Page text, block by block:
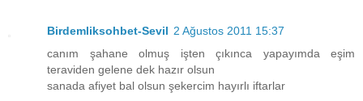
Birdemliksohbet-Sevil 2 Ağustos 2011 15:37
canım şahane olmuş işten çıkınca yapayımda eşim
teraviden gelene dek hazır olsun
sanada afiyet bal olsun şekercim hayırlı iftarlar